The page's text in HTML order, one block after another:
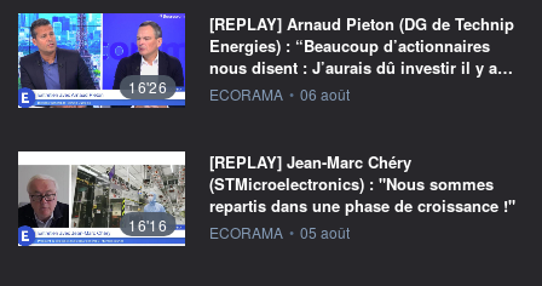
16'26
[REPLAY] Arnaud Pieton (DG de Technip
Energies) : “Beaucoup d’actionnaires
nous disent : J’aurais dû investir il y a…
information fournie par
ECORAMA • 06 août
16'16
[REPLAY] Jean-Marc Chéry
(STMicroelectronics) : "Nous sommes
repartis dans une phase de croissance !"
information fournie par
ECORAMA • 05 août